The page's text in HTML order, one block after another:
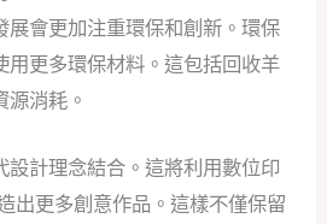
展會更加注重環保和創新。環保
用更多環保材料。這包括回收羊
消耗。
設計理念結合。這將利用數位印
出更多創意作品。這樣不僅保留